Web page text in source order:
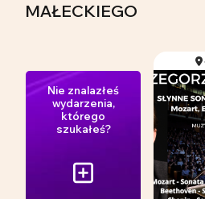
MAŁECKIEGO
Nie znalazłeś
wydarzenia,
którego
szukałeś?